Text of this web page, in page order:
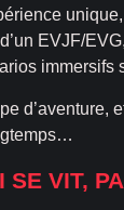
EVJF/
d’aventure,
SE VIT,